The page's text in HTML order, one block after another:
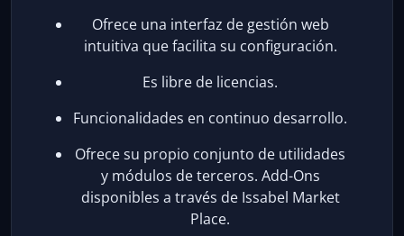
Ofrece una interfaz de gestión web
intuitiva que facilita su configuración.
Es libre de licencias.
Funcionalidades en continuo desarrollo.
Ofrece su propio conjunto de utilidades
y módulos de terceros. Add-Ons
disponibles a través de Issabel Market
Place.